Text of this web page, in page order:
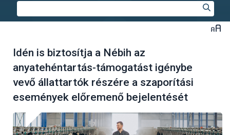
Idén is biztosítja a Nébih az
anyatehéntartás-támogatást igénybe
vevő állattartók részére a szaporítási
események előremenő bejelentését